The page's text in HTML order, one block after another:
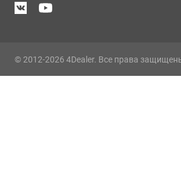
© 2012-2026 4Dealer. Все права